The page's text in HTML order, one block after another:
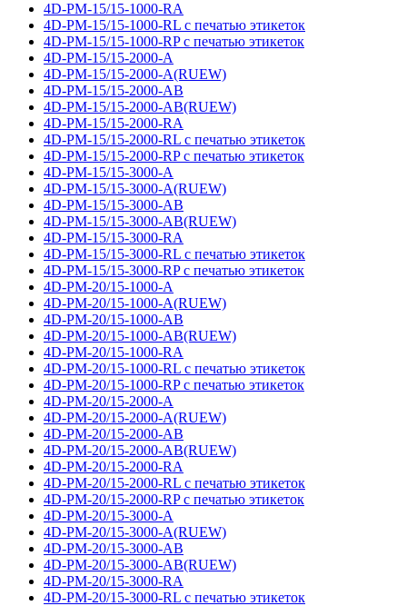
4D-PM-15/15-1000-RA
4D-PM-15/15-1000-RL с печатью этикеток
4D-PM-15/15-1000-RP с печатью этикеток
4D-PM-15/15-2000-A
4D-PM-15/15-2000-A(RUEW)
4D-PM-15/15-2000-AB
4D-PM-15/15-2000-AB(RUEW)
4D-PM-15/15-2000-RA
4D-PM-15/15-2000-RL с печатью этикеток
4D-PM-15/15-2000-RP с печатью этикеток
4D-PM-15/15-3000-A
4D-PM-15/15-3000-A(RUEW)
4D-PM-15/15-3000-AB
4D-PM-15/15-3000-AB(RUEW)
4D-PM-15/15-3000-RA
4D-PM-15/15-3000-RL с печатью этикеток
4D-PM-15/15-3000-RP с печатью этикеток
4D-PM-20/15-1000-A
4D-PM-20/15-1000-A(RUEW)
4D-PM-20/15-1000-AB
4D-PM-20/15-1000-AB(RUEW)
4D-PM-20/15-1000-RA
4D-PM-20/15-1000-RL с печатью этикеток
4D-PM-20/15-1000-RP с печатью этикеток
4D-PM-20/15-2000-A
4D-PM-20/15-2000-A(RUEW)
4D-PM-20/15-2000-AB
4D-PM-20/15-2000-AB(RUEW)
4D-PM-20/15-2000-RA
4D-PM-20/15-2000-RL с печатью этикеток
4D-PM-20/15-2000-RP с печатью этикеток
4D-PM-20/15-3000-A
4D-PM-20/15-3000-A(RUEW)
4D-PM-20/15-3000-AB
4D-PM-20/15-3000-AB(RUEW)
4D-PM-20/15-3000-RA
4D-PM-20/15-3000-RL с печатью этикеток